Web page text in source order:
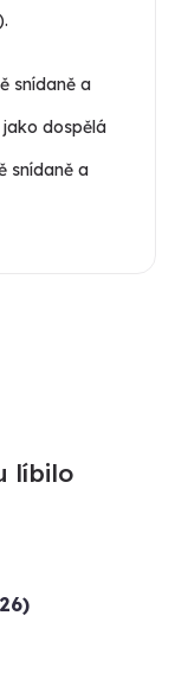
snídaně a
dospělá
snídaně a
líbilo